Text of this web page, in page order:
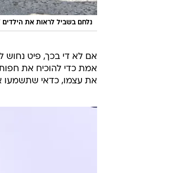
נלחם בשביל לראות את הילדים
אם לא די בכך, פיט נחוש
אמת כדי להוכיח את
את עצמו, כדאי שתשמעו